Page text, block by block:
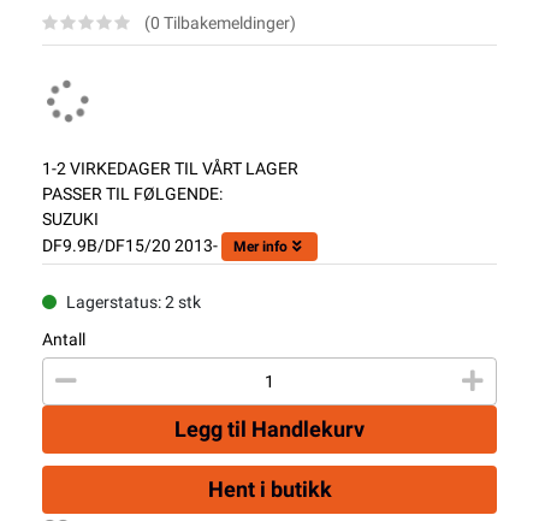
(0 Tilbakemeldinger)
1-2 VIRKEDAGER TIL VÅRT LAGER
PASSER TIL FØLGENDE:
SUZUKI
DF9.9B/DF15/20 2013-
Mer info
Lagerstatus: 2 stk
Antall
Legg til Handlekurv
Hent i butikk